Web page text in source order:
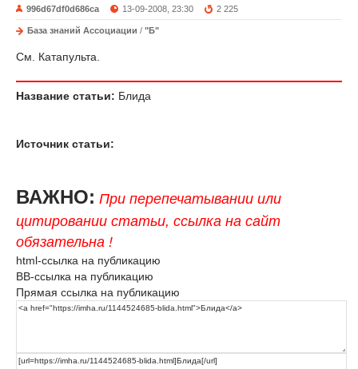
996d67df0d686ca 13-09-2008, 23:30 2 225
База знаний Ассоциации / "Б"
См. Катапульта.
Название статьи: Блида
Источник статьи:
ВАЖНО: При перепечатывании или
цитировании статьи, ссылка на сайт
обязательна !
html-ссылка на публикацию
BB-ссылка на публикацию
Прямая ссылка на публикацию